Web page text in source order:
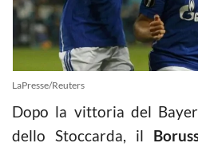
LaPresse/Reuters
Dopo la vittoria del
dello Stoccarda, il